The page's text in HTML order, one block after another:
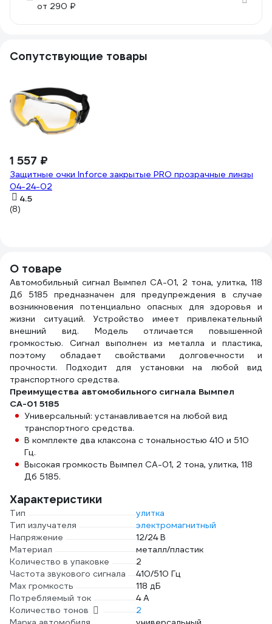
от 290 ₽
Сопутствующие товары
1 557 ₽
Защитные очки Inforce закрытые PRO прозрачные линзы
04-24-02
4.5
(8)
О товаре
Автомобильный сигнал Вымпел СА-01, 2 тона, улитка, 118
Дб 5185 предназначен для предупреждения в случае
возникновения потенциально опасных для здоровья и
жизни ситуаций. Устройство имеет привлекательный
внешний вид. Модель отличается повышенной
громкостью. Сигнал выполнен из металла и пластика,
поэтому обладает свойствами долговечности и
прочности. Подходит для установки на любой вид
транспортного средства.
Преимущества автомобильного сигнала Вымпел
СА-01 5185
Универсальный: устанавливается на любой вид
транспортного средства.
В комплекте два клаксона с тональностью 410 и 510
Гц.
Высокая громкость Вымпел СА-01, 2 тона, улитка, 118
Дб 5185.
Характеристики
Тип
улитка
Тип излучателя
электромагнитный
Напряжение
12/24 В
Материал
металл/пластик
Количество в упаковке
2
Частота звукового сигнала
410/510 Гц
Мах громкость
118 дБ
Потребляемый ток
4 А
Количество тонов
2